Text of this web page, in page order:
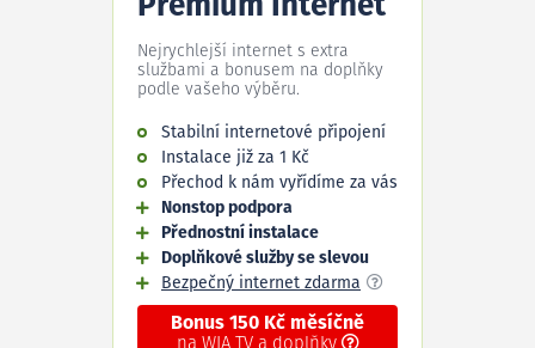
Premium Internet
Nejrychlejší internet s extra
službami a bonusem na doplňky
podle vašeho výběru.
Stabilní internetové připojení
Instalace již za 1 Kč
Přechod k nám vyřídíme za vás
Nonstop podpora
Přednostní instalace
Doplňkové služby se slevou
Bezpečný internet zdarma
Bonus 150 Kč měsíčně
na WIA TV a doplňky